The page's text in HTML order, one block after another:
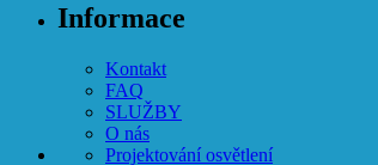
Informace
Kontakt
FAQ
SLUŽBY
O nás
Projektování osvětlení